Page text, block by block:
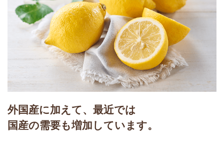
外国産に加えて、最近では
国産の需要も増加しています。